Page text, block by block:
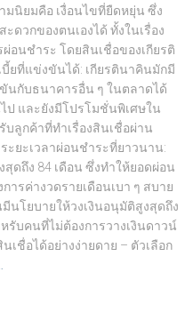
มนิยมคือ เงื่อนไขที่ยืดหยุ่น ซึ่ง
ดวกของตนเองได้ ทั้งในเรื่อง
อนชำระ โดยสินเชื่อของเกียรติ
ยที่แข่งขันได้: เกียรตินาคินมักมี
นกับธนาคารอื่น ๆ ในตลาดได้
ป และยังมีโปรโมชั่นพิเศษใน
บลูกค้าที่ทำเรื่องสินเชื่อผ่าน
ะยะเวลาผ่อนชำระที่ยาวนาน:
ดถึง 84 เดือน ซึ่งทำให้ยอดผ่อน
ารค่างวดรายเดือนเบา ๆ สบาย
นโยบายให้วงเงินอนุมัติสูงสุดถึง
รับคนที่ไม่ต้องการวางเงินดาวน์
เชื่อได้อย่างง่ายดาย – ตัวเลือก